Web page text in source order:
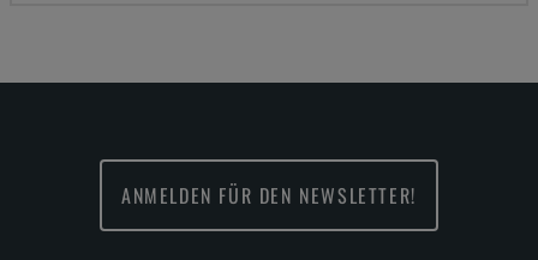
ANMELDEN FÜR DEN NEWSLETTER!